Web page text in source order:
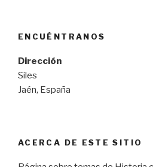
ENCUÉNTRANOS
Dirección
Siles
Jaén, España
ACERCA DE ESTE SITIO